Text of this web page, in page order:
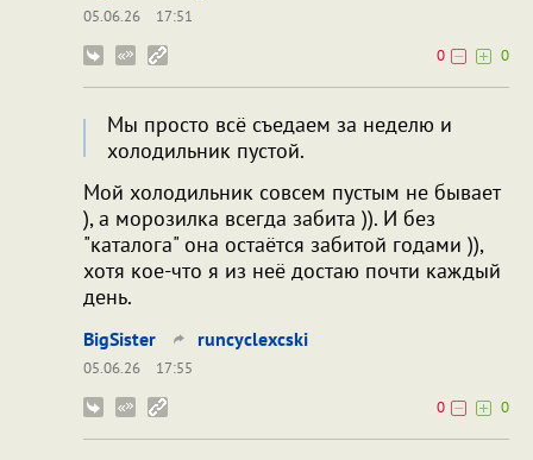
05.06.26
17:51
0
0
Мы просто всё съедаем за неделю и
холодильник пустой.
Мой холодильник совсем пустым не бывает
), а морозилка всегда забита )). И без
"каталога" она остаётся забитой годами )),
хотя кое-что я из неё достаю почти каждый
день.
BigSister runcyclexcski
05.06.26
17:55
0
0